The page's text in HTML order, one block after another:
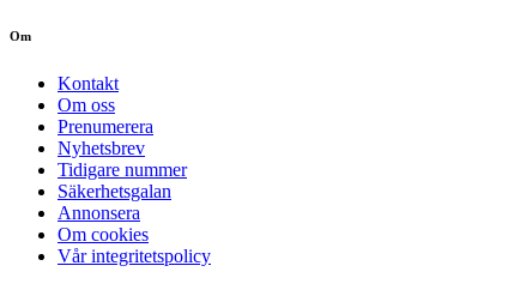
Om
Kontakt
Om oss
Prenumerera
Nyhetsbrev
Tidigare nummer
Säkerhetsgalan
Annonsera
Om cookies
Vår integritetspolicy